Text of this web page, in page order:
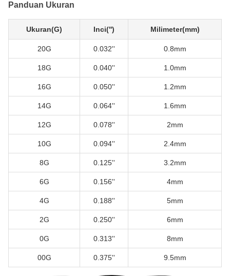
Panduan Ukuran
Ukuran(G) Inci('') Milimeter(mm)
20G 0.032'' 0.8mm
18G 0.040'' 1.0mm
16G 0.050'' 1.2mm
14G 0.064'' 1.6mm
12G 0.078'' 2mm
10G 0.094'' 2.4mm
8G 0.125'' 3.2mm
6G 0.156'' 4mm
4G 0.188'' 5mm
2G 0.250'' 6mm
0G 0.313'' 8mm
00G 0.375'' 9.5mm